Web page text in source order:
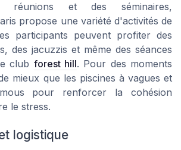
et des séminaires,
propose une variété d'activités de
participants peuvent profiter des
des jacuzzis et même des séances
club forest hill. Pour des moments
mieux que les piscines à vagues et
pour renforcer la cohésion
le stress.
logistique